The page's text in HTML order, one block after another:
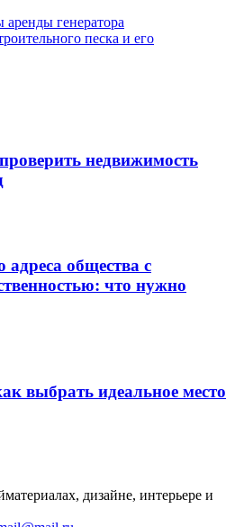
генератора
песка и его
недвижимость
общества с
что нужно
выбрать идеальное место
дизайне, интерьере и